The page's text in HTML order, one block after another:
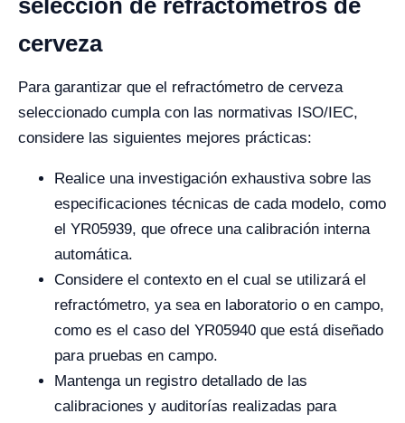
selección de refractómetros de
cerveza
Para garantizar que el refractómetro de cerveza
seleccionado cumpla con las normativas ISO/IEC,
considere las siguientes mejores prácticas:
Realice una investigación exhaustiva sobre las
especificaciones técnicas de cada modelo, como
el YR05939, que ofrece una calibración interna
automática.
Considere el contexto en el cual se utilizará el
refractómetro, ya sea en laboratorio o en campo,
como es el caso del YR05940 que está diseñado
para pruebas en campo.
Mantenga un registro detallado de las
calibraciones y auditorías realizadas para